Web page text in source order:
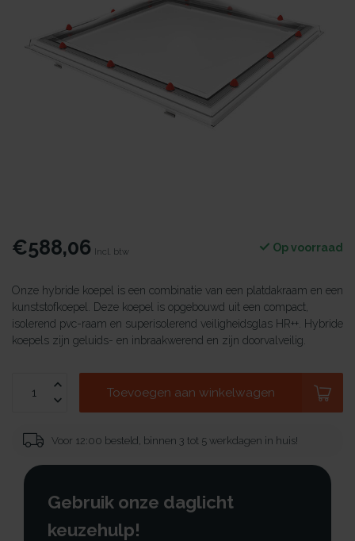
€588,06 Incl. btw Op voorraad
Onze hybride koepel is een combinatie van een platdakraam en een
kunststofkoepel. Deze koepel is opgebouwd uit een compact,
isolerend pvc-raam en superisolerend veiligheidsglas HR++. Hybride
koepels zijn geluids- en inbraakwerend en zijn doorvalveilig.
Toevoegen aan winkelwagen
Voor 12:00 besteld, binnen 3 tot 5 werkdagen in huis!
Gebruik onze daglicht
keuzehulp!